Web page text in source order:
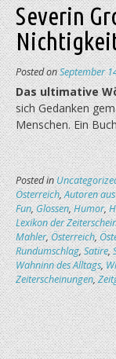
Severin
Posted onSeptember
Das ultimative
sich Gedanken
Menschen. Ein
Posted in
Österreich,Autoren
Fun,Glossen,Humor,
Lexikon der
Mahler,Österreich,
Rundumschlag,Satire,
Wahninn des Alltags,
Zeiterscheinungen,